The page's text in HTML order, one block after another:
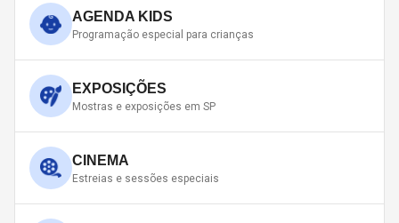
AGENDA KIDS
Programação especial para crianças
EXPOSIÇÕES
Mostras e exposições em SP
CINEMA
Estreias e sessões especiais